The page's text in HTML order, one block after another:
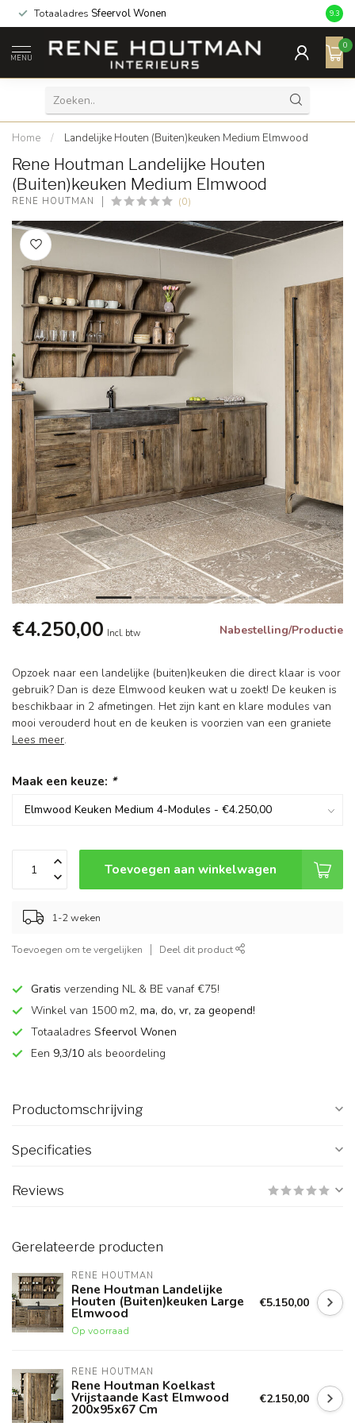
Een9,3/10als beoordeling 9.3
MENU
0
Home / Landelijke Houten (Buiten)keuken Medium Elmwood
Rene Houtman Landelijke Houten
(Buiten)keuken Medium Elmwood
RENE HOUTMAN (0)
€4.250,00 Incl. btw Nabestelling/Productie
Opzoek naar een landelijke (buiten)keuken die direct klaar is voor
gebruik? Dan is deze Elmwood keuken wat u zoekt! De keuken is
beschikbaar in 2 afmetingen. Het zijn kant en klare modules van
mooi verouderd hout en de keuken is voorzien van een graniete
Lees meer.
Maak een keuze: *
Toevoegen aan winkelwagen
1-2 weken
Toevoegen om te vergelijken Deel dit product
Gratis verzending NL & BE vanaf €75!
Winkel van 1500 m2, ma, do, vr, za geopend!
Totaaladres Sfeervol Wonen
Een 9,3/10 als beoordeling
Productomschrijving
Specificaties
Reviews
Gerelateerde producten
RENE HOUTMAN
Rene Houtman Landelijke
Houten (Buiten)keuken Large
Elmwood
Op voorraad
€5.150,00
RENE HOUTMAN
Rene Houtman Koelkast
Vrijstaande Kast Elmwood
200x95x67 Cm
€2.150,00